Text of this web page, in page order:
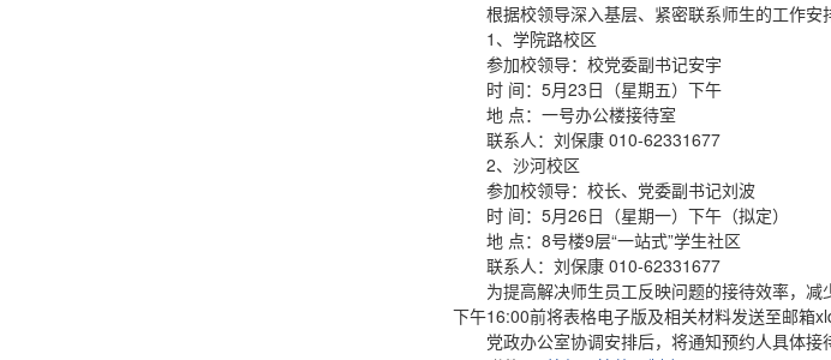
根据校领导深入基层、紧密联系师生的工作安
1、学院路校区
参加校领导：校党委副书记安宇
时 间：5月23日（星期五）下午
地 点：一号办公楼接待室
联系人：刘保康 010-62331677
2、沙河校区
参加校领导：校长、党委副书记刘波
时 间：5月26日（星期一）下午（拟定）
地 点：8号楼9层“一站式”学生社区
联系人：刘保康 010-62331677
为提高解决师生员工反映问题的接待效率，
下午16:00前将表格电子版及相关材料发送至邮箱
党政办公室协调安排后，将通知预约人具体接